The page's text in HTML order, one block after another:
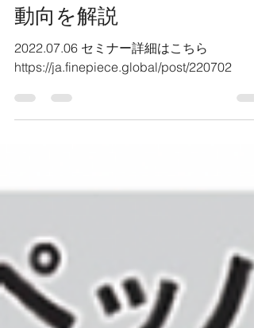
ADASの整備や海外市場の
動向を解説
2022.07.06 セミナー詳細はこちら
https://ja.finepiece.global/post/220702